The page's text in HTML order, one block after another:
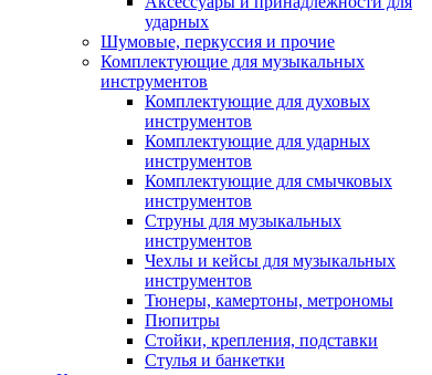
ударных
Шумовые, перкуссия и прочие
Комплектующие для музыкальных
инструментов
Комплектующие для духовых
инструментов
Комплектующие для ударных
инструментов
Комплектующие для смычковых
инструментов
Струны для музыкальных
инструментов
Чехлы и кейсы для музыкальных
инструментов
Тюнеры, камертоны, метрономы
Пюпитры
Стойки, крепления, подставки
Стулья и банкетки